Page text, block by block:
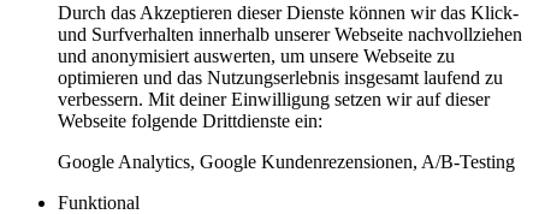
Durch das Akzeptieren dieser Dienste können wir das Klick-
und Surfverhalten innerhalb unserer Webseite nachvollziehen
und anonymisiert auswerten, um unsere Webseite zu
optimieren und das Nutzungserlebnis insgesamt laufend zu
verbessern. Mit deiner Einwilligung setzen wir auf dieser
Webseite folgende Drittdienste ein:
Google Analytics, Google Kundenrezensionen, A/B-Testing
Funktional